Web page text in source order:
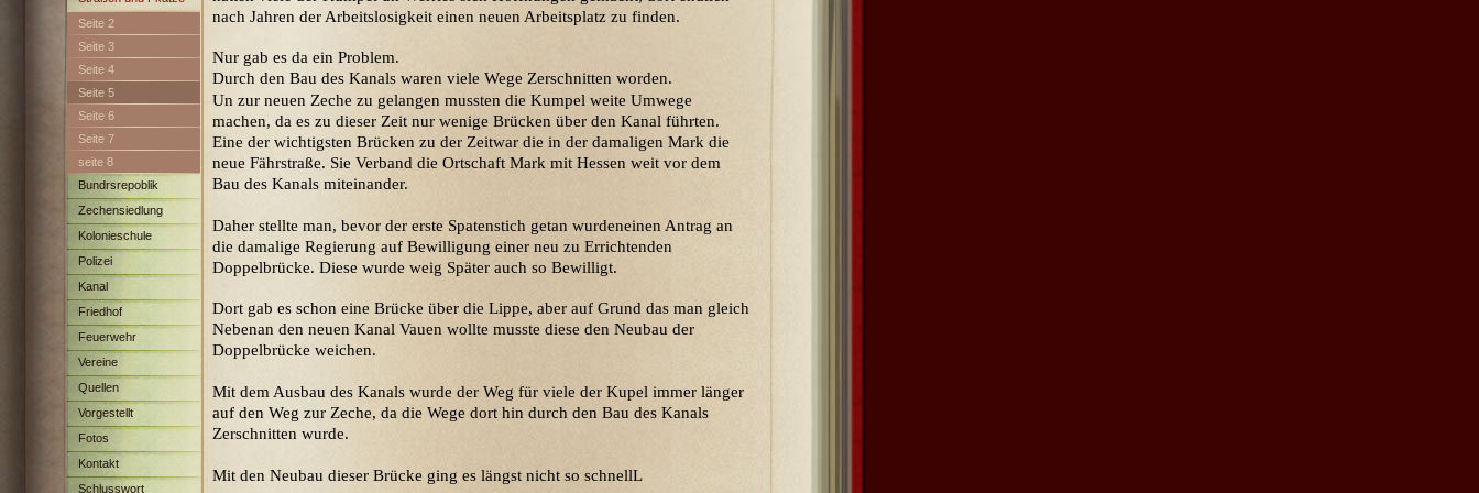
Seite 2
Seite 3
Seite 4
Seite 5
Seite 6
Seite 7
seite 8
Bundrsrepoblik
Zechensiedlung
Maximilian
Kolonieschule
Polizei
Kanal
Friedhof
Feuerwehr
Vereine
Quellen
Vorgestellt
Fotos
Kontakt
Schlusswort
nach Jahren der Arbeitslosigkeit einen neuen Arbeitsplatz zu finden.
Nur gab es da ein Problem.
Durch den Bau des Kanals waren viele Wege Zerschnitten worden.
Un zur neuen Zeche zu gelangen mussten die Kumpel weite Umwege
machen, da es zu dieser Zeit nur wenige Brücken über den Kanal führten.
Eine der wichtigsten Brücken zu der Zeitwar die in der damaligen Mark die
neue Fährstraße. Sie Verband die Ortschaft Mark mit Hessen weit vor dem
Bau des Kanals miteinander.
Daher stellte man, bevor der erste Spatenstich getan wurdeneinen Antrag an
die damalige Regierung auf Bewilligung einer neu zu Errichtenden
Doppelbrücke. Diese wurde weig Später auch so Bewilligt.
Dort gab es schon eine Brücke über die Lippe, aber auf Grund das man gleich
Nebenan den neuen Kanal Vauen wollte musste diese den Neubau der
Doppelbrücke weichen.
Mit dem Ausbau des Kanals wurde der Weg für viele der Kupel immer länger
auf den Weg zur Zeche, da die Wege dort hin durch den Bau des Kanals
Zerschnitten wurde.
Mit den Neubau dieser Brücke ging es längst nicht so schnellL